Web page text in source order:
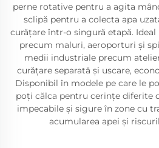
perne rotative pentru a agita
sclipă pentru a colecta apa
curățare într-o singură etapă.
precum maluri, aeroporturi și
medii industriale precum
curățare separată și uscare,
Disponibil în modele pe care le
poți călca pentru cerințe diferite
impecabile și sigure în zone cu
acumularea apei și